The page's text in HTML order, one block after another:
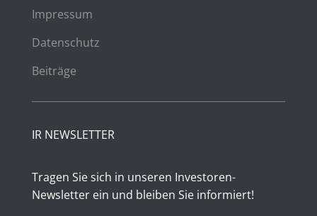
Impressum
Datenschutz
Beiträge
IR NEWSLETTER
Tragen Sie sich in unseren Investoren-
Newsletter ein und bleiben Sie informiert!